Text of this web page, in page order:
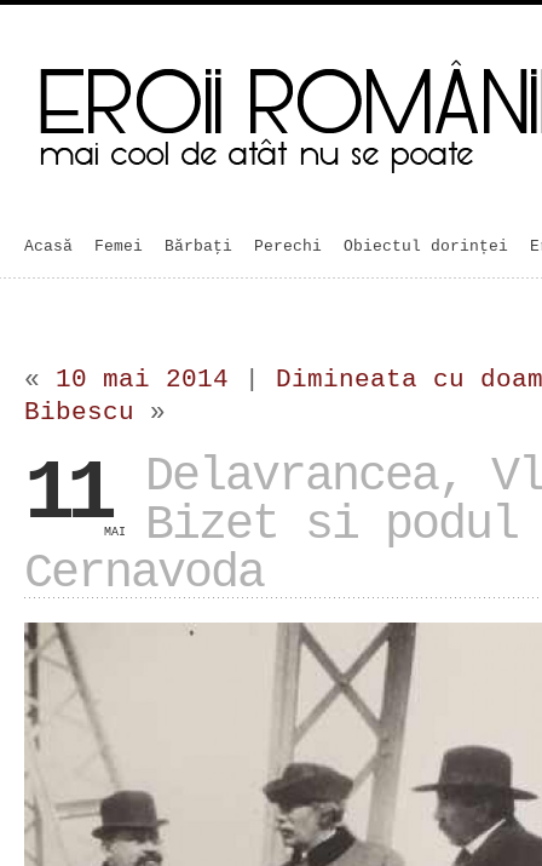
Acasă Femei Bărbaţi Perechi Obiectul dorinței
« 10 mai 2014
Dimineata cu
Bibescu »
11MAI
Delavrancea,
Bizet si podul
Cernavoda